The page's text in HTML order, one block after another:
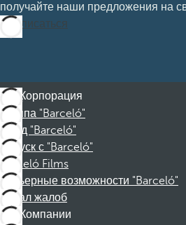
получайте наши предложения на
Подписаться
Корпорация
Группа "Barceló"
Фонд "Barceló"
Отпуск с "Barceló"
Barceló Films
Карьерные возможности "Barceló"
Канал жалоб
Компании